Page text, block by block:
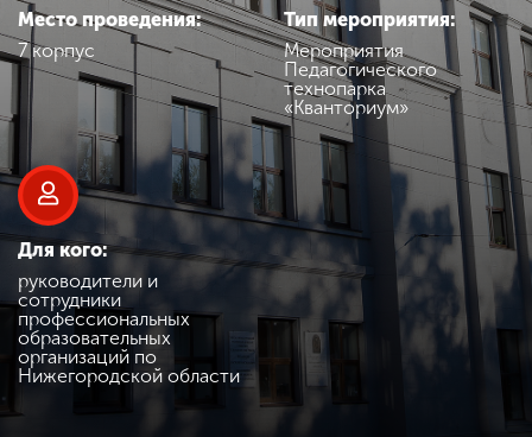
Международная
деятельность
Другие виды
деятельности
Студенческая жизнь
Сведения об
образовательной
организации
Место проведения:
7 корпус
Тип мероприятия:
Мероприятия
Педагогического
технопарка
«Кванториум»
Для кого:
руководители и
сотрудники
профессиональных
образовательных
организаций по
Нижегородской области